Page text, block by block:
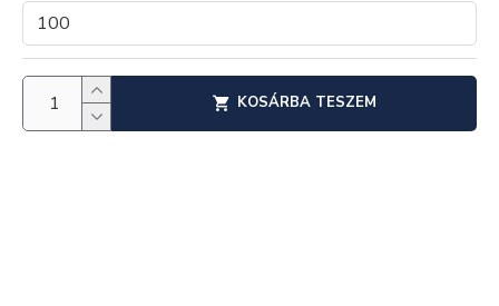
KOSÁRBA TESZEM